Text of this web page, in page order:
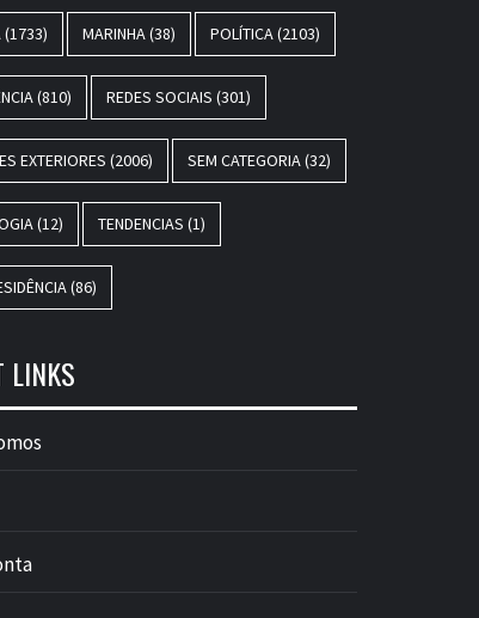
(1733) MARINHA (38) POLÍTICA (2103)
(810) REDES SOCIAIS (301)
EXTERIORES (2006) SEM CATEGORIA (32)
(12) TENDENCIAS (1)
(86)
LINKS